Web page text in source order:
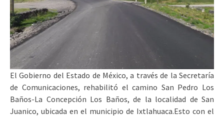
El Gobierno del Estado de México, a través de la Secretaría
de Comunicaciones, rehabilitó el camino San Pedro Los
Baños-La Concepción Los Baños, de la localidad de San
Juanico, ubicada en el municipio de Ixtlahuaca.Esto con el